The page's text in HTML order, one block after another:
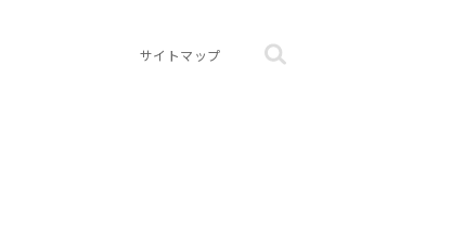
サイトマップ